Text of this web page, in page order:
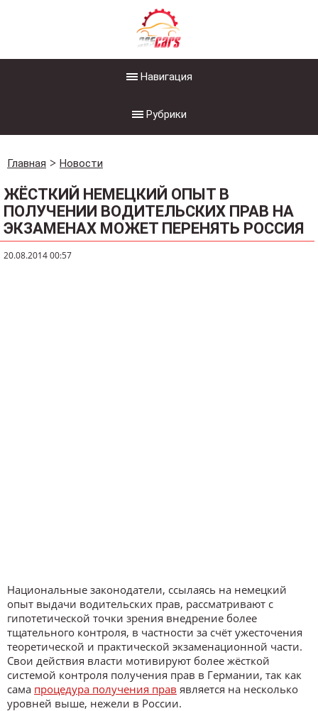
Навигация
Рубрики
Главная Новости
ЖЁСТКИЙ НЕМЕЦКИЙ ОПЫТ В
ПОЛУЧЕНИИ ВОДИТЕЛЬСКИХ ПРАВ НА
ЭКЗАМЕНАХ МОЖЕТ ПЕРЕНЯТЬ РОССИЯ
20.08.2014 00:57
Национальные законодатели, ссылаясь на немецкий
опыт выдачи водительских прав, рассматривают с
гипотетической точки зрения внедрение более
тщательного контроля, в частности за счёт ужесточения
теоретической и практической экзаменационной части.
Свои действия власти мотивируют более жёсткой
системой контроля получения прав в Германии, так как
сама процедура получения прав является на несколько
уровней выше, нежели в России.